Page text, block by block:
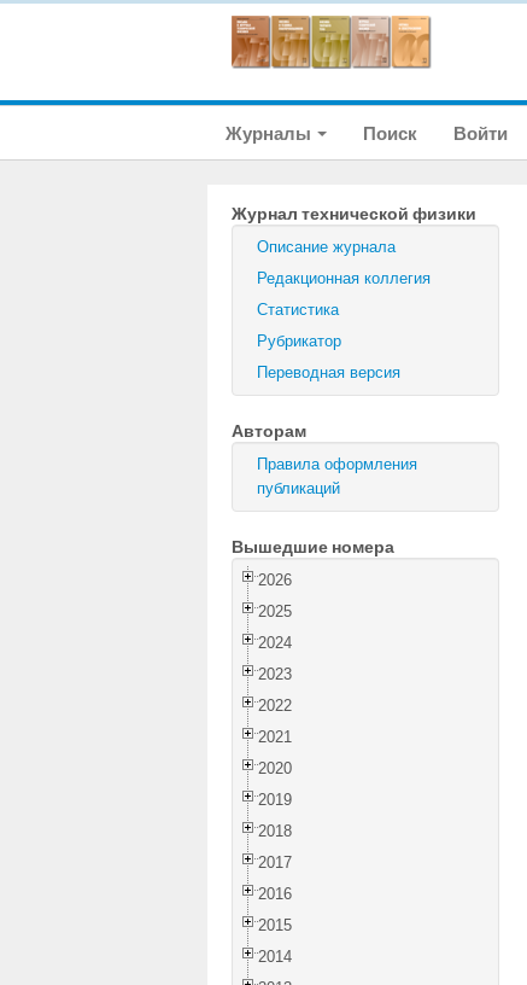
Журналы Поиск Войти
Журнал технической физики
Описание журнала
Редакционная коллегия
Статистика
Рубрикатор
Переводная версия
Авторам
Правила оформления
публикаций
Вышедшие номера
2026
2025
2024
2023
2022
2021
2020
2019
2018
2017
2016
2015
2014